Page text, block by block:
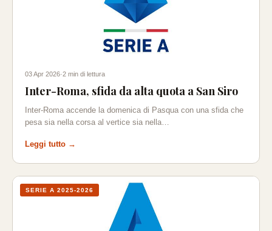
03 Apr 2026·2 min di lettura
Inter-Roma, sfida da alta quota a San Siro
Inter-Roma accende la domenica di Pasqua con una sfida che
pesa sia nella corsa al vertice sia nella…
Leggi tutto →
SERIE A 2025-2026